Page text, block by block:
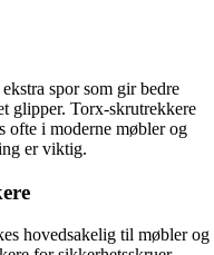
spor som gir bedre
glipper. Torx-skrutrekkere
ofte i moderne møbler og
er viktig.
hovedsakelig til møbler og